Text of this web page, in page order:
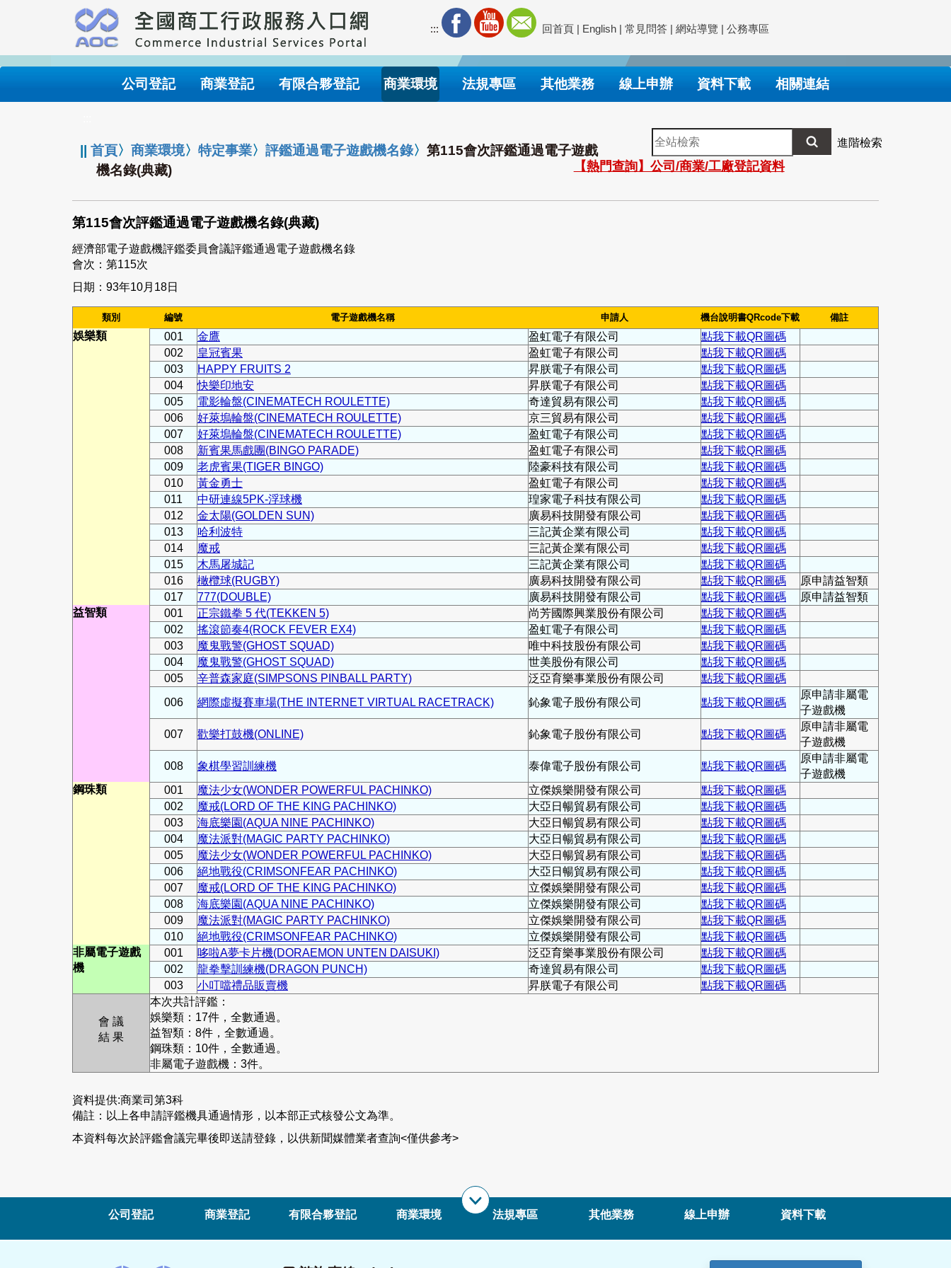
要
內
::: 回首頁 | English | 常見問答 | 網站導覽 | 公務專區
公司登記 商業登記 有限合夥登記 商業環境 法規專區 其他業務 線上申辦 資料下載 相關連結
||首頁〉商業環境〉特定事業〉評鑑通過電子遊戲機名錄〉第115會次評鑑通過電子遊戲
機名錄(典藏)
全
站
檢
進階檢索
【熱門查詢】公司/商業/工廠登記資料
第115會次評鑑通過電子遊戲機名錄(典藏)
經濟部電子遊戲機評鑑委員會議評鑑通過電子遊戲機名錄
會次：第115次
日期：93年10月18日
類別 編號 電子遊戲機名稱 申請人 機台說明書QRcode下載 備註
娛樂類 001 金鷹 盈虹電子有限公司
點我下載QR圖碼
002
皇冠賓果 盈虹電子有限公司
點我下載QR圖碼
003
HAPPY FRUITS 2 昇朕電子有限公司
點我下載QR圖碼
004
快樂印地安 昇朕電子有限公司
點我下載QR圖碼
005
電影輪盤(CINEMATECH ROULETTE) 奇達貿易有限公司
點我下載QR圖碼
006
好萊塢輪盤(CINEMATECH ROULETTE) 京三貿易有限公司
點我下載QR圖碼
007
好萊塢輪盤(CINEMATECH ROULETTE) 盈虹電子有限公司
點我下載QR圖碼
008
新賓果馬戲團(BINGO PARADE) 盈虹電子有限公司
點我下載QR圖碼
009
老虎賓果(TIGER BINGO) 陸豪科技有限公司
點我下載QR圖碼
010
黃金勇士 盈虹電子有限公司
點我下載QR圖碼
011
中研連線5PK-浮球機 瑝家電子科技有限公司
點我下載QR圖碼
012
金太陽(GOLDEN SUN) 廣易科技開發有限公司
點我下載QR圖碼
013
哈利波特 三記黃企業有限公司
點我下載QR圖碼
014
魔戒 三記黃企業有限公司
點我下載QR圖碼
015
木馬屠城記 三記黃企業有限公司
點我下載QR圖碼
016
橄欖球(RUGBY) 廣易科技開發有限公司 點我下載QR圖碼
原申請益智類
017
777(DOUBLE) 廣易科技開發有限公司 點我下載QR圖碼
原申請益智類
益智類
001 正宗鐵拳 5 代(TEKKEN 5) 尚芳國際興業股份有限公司
點我下載QR圖碼
002
搖滾節奏4(ROCK FEVER EX4) 盈虹電子有限公司
點我下載QR圖碼
003
魔鬼戰警(GHOST SQUAD) 唯中科技股份有限公司
點我下載QR圖碼
004
魔鬼戰警(GHOST SQUAD) 世美股份有限公司
點我下載QR圖碼
005
辛普森家庭(SIMPSONS PINBALL PARTY) 泛亞育樂事業股份有限公司
點我下載QR圖碼
006
網際虛擬賽車場(THE INTERNET VIRTUAL RACETRACK) 鈊象電子股份有限公司 點我下載QR圖碼
原申請非屬電
子遊戲機
007
歡樂打鼓機(ONLINE) 鈊象電子股份有限公司 點我下載QR圖碼
原申請非屬電
子遊戲機
008
象棋學習訓練機 泰偉電子股份有限公司 點我下載QR圖碼
原申請非屬電
子遊戲機
鋼珠類
001 魔法少女(WONDER POWERFUL PACHINKO) 立傑娛樂開發有限公司
點我下載QR圖碼
002
魔戒(LORD OF THE KING PACHINKO) 大亞日暢貿易有限公司
點我下載QR圖碼
003
海底樂園(AQUA NINE PACHINKO) 大亞日暢貿易有限公司
點我下載QR圖碼
004
魔法派對(MAGIC PARTY PACHINKO) 大亞日暢貿易有限公司
點我下載QR圖碼
005
魔法少女(WONDER POWERFUL PACHINKO) 大亞日暢貿易有限公司
點我下載QR圖碼
006
絕地戰役(CRIMSONFEAR PACHINKO) 大亞日暢貿易有限公司
點我下載QR圖碼
007
魔戒(LORD OF THE KING PACHINKO) 立傑娛樂開發有限公司
點我下載QR圖碼
008
海底樂園(AQUA NINE PACHINKO) 立傑娛樂開發有限公司
點我下載QR圖碼
009
魔法派對(MAGIC PARTY PACHINKO) 立傑娛樂開發有限公司
點我下載QR圖碼
010
絕地戰役(CRIMSONFEAR PACHINKO) 立傑娛樂開發有限公司
點我下載QR圖碼
非屬電子遊戲
機
001 哆啦A夢卡片機(DORAEMON UNTEN DAISUKI) 泛亞育樂事業股份有限公司
點我下載QR圖碼
002
龍拳擊訓練機(DRAGON PUNCH) 奇達貿易有限公司
點我下載QR圖碼
003
小叮噹禮品販賣機 昇朕電子有限公司 點我下載QR圖碼
會 議
結 果
本次共計評鑑：
娛樂類：17件，全數通過。
益智類：8件，全數通過。
鋼珠類：10件，全數通過。
非屬電子遊戲機：3件。
資料提供:商業司第3科
備註：以上各申請評鑑機具通過情形，以本部正式核發公文為準。
本資料每次於評鑑會議完畢後即送請登錄，以供新聞媒體業者查詢<僅供參考>
公司登記 商業登記 有限合夥登記 商業環境 法規專區 其他業務 線上申辦 資料下載